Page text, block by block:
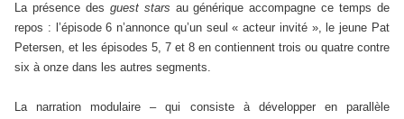
La présence des guest stars au générique accompagne ce temps de
repos : l’épisode 6 n’annonce qu’un seul « acteur invité », le jeune Pat
Petersen, et les épisodes 5, 7 et 8 en contiennent trois ou quatre contre
six à onze dans les autres segments.
La narration modulaire – qui consiste à développer en parallèle